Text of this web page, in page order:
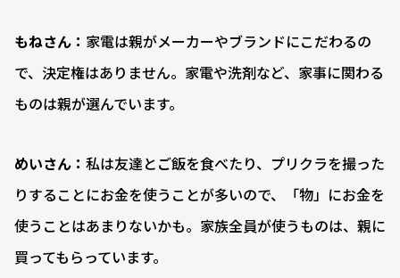
もねさん： 家電は親がメーカーやブランドにこだわるの
で、決定権はありません。家電や洗剤など、家事に関わる
ものは親が選んでいます。
めいさん： 私は友達とご飯を食べたり、プリクラを撮った
りすることにお金を使うことが多いので、「物」にお金を
使うことはあまりないかも。家族全員が使うものは、親に
買ってもらっています。